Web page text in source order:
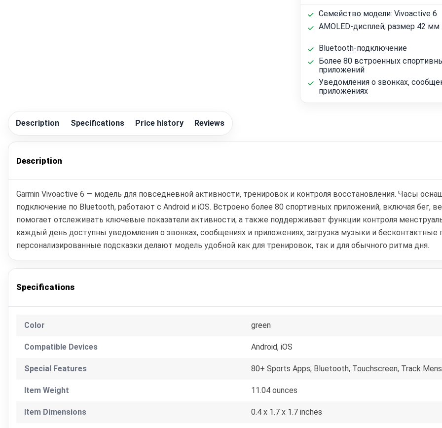
Семейство модели: Vivoactive 6
AMOLED-дисплей, размер 42 мм
Bluetooth-подключение
Более 80 встроенных
приложений
Уведомления о звонках,
приложениях
Description Specifications Price history Reviews
Description
Garmin Vivoactive 6 — модель для повседневной активности, тренировок и контроля восстановления. Часы
подключение по Bluetooth, работают с Android и iOS. Встроено более 80 спортивных приложений, включая бег,
помогает отслеживать ключевые показатели активности, а также поддерживает функции контроля
каждый день доступны уведомления о звонках, сообщениях и приложениях, загрузка музыки и бесконтактные
персонализированные подсказки делают модель удобной как для тренировок, так и для обычного ритма дня.
Specifications
Color green
Compatible Devices Android, iOS
Special Features 80+ Sports Apps, Bluetooth, Touchscreen, Track
Item Weight 11.04 ounces
Item Dimensions 0.4 x 1.7 x 1.7 inches